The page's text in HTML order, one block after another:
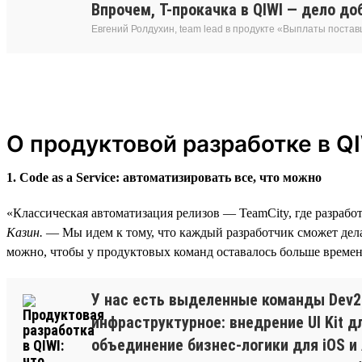
Впрочем, T-прокачка в QIWI — дело
Евгений Ролдухин, team lead в продукте «Выплаты
О продуктовой разработке в
1. Code as a Service: автоматизировать все, что можно
«Классическая автоматизация релизов — TeamCity, где
Казин. — Мы идем к тому, что каждый разработчик сможет
можно, чтобы у продуктовых команд оставалось больше
У нас есть выделенные команды
инфраструктурное: внедрение UI Kit
объединение бизнес-логики для iOS